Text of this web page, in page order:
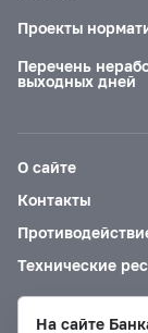
Проекты
Перечень
выходных дней
О сайте
Контакты
Технические
На сайте